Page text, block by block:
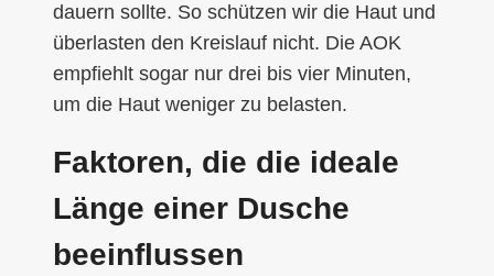
dauern sollte. So schützen wir die Haut und
überlasten den Kreislauf nicht. Die AOK
empfiehlt sogar nur drei bis vier Minuten,
um die Haut weniger zu belasten.
Faktoren, die die ideale
Länge einer Dusche
beeinflussen